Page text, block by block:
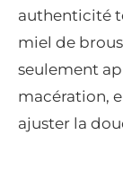
authenticité
miel de
seulement
macération,
ajuster la